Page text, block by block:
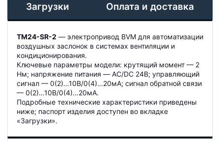
Загрузки Оплата и доставка
TM24-SR-2 — электропривод BVM для автоматизации
воздушных заслонок в системах вентиляции и
кондиционирования.
Ключевые параметры модели: крутящий момент — 2
Нм; напряжение питания — AC/DC 24B; управляющий
сигнал — 0(2)…10В/0(4)…20мА; сигнал обратной связи
— 0(2)…10В/0(4)…20мА.
Подробные технические характеристики приведены
ниже; паспорт изделия доступен во вкладке
«Загрузки».